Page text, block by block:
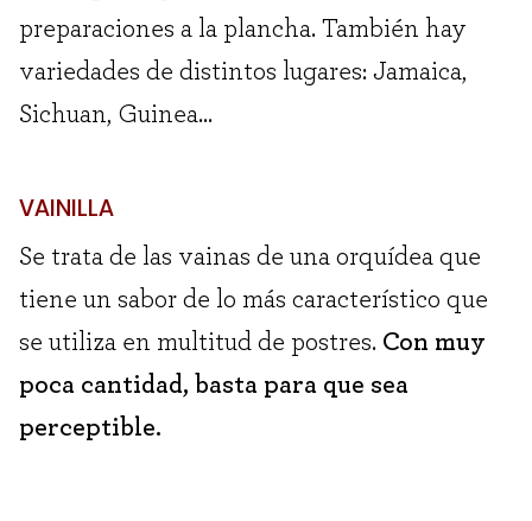
preparaciones a la plancha. También hay
variedades de distintos lugares: Jamaica,
Sichuan, Guinea…
VAINILLA
Se trata de las vainas de una orquídea que
tiene un sabor de lo más característico que
se utiliza en multitud de postres. Con muy
poca cantidad, basta para que sea
perceptible.